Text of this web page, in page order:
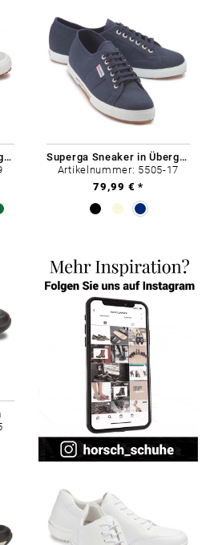
Superga Sneaker in Übergrößen
Superga Sneaker in Übergrößen
Artikelnummer: 5505-17
79,99 € *